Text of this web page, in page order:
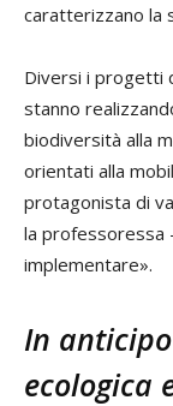
caratterizzano la
Diversi i progetti
stanno
biodiversità alla
orientati alla
protagonista di
la professoressa
implementare».
In
ecologica